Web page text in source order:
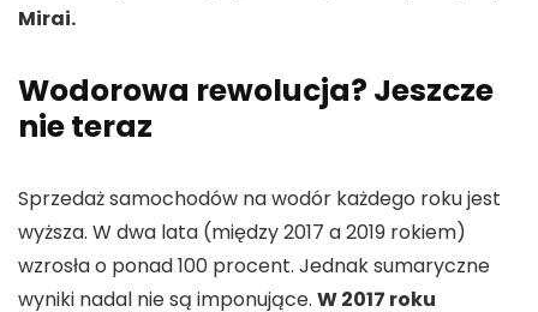
Mirai.
Wodorowa rewolucja? Jeszcze
nie teraz
Sprzedaż samochodów na wodór każdego roku jest
wyższa. W dwa lata (między 2017 a 2019 rokiem)
wzrosła o ponad 100 procent. Jednak sumaryczne
wyniki nadal nie są imponujące. W 2017 roku